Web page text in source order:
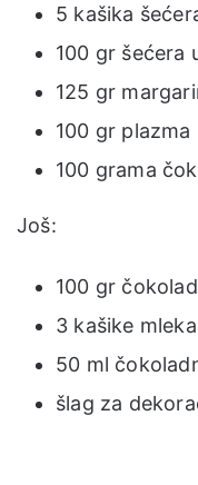
5 kašika
100 gr šećera
125 gr
100 gr plazma
100 grama
Još:
100 gr
3 kašike mleka
50 ml
šlag za